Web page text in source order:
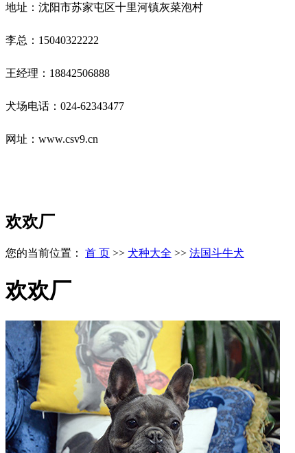
地址：沈阳市苏家屯区十里河镇灰菜泡村
李总：15040322222
王经理：18842506888
犬场电话：024-62343477
网址：www.csv9.cn
欢欢厂
您的当前位置： 首 页 >> 犬种大全 >> 法国斗牛犬
欢欢厂